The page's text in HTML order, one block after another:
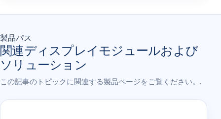
製品パス
関連ディスプレイモジュールおよび
ソリューション
この記事のトピックに関連する製品ページをご覧ください。.